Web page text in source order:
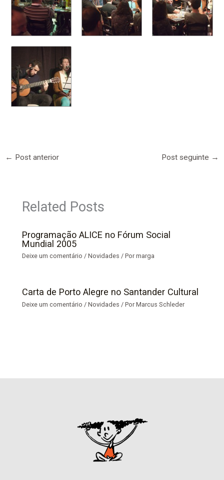
← Post anterior Post seguinte →
Related Posts
Programação ALICE no Fórum Social
Mundial 2005
Deixe um comentário /Novidades / Pormarga
Carta de Porto Alegre no Santander Cultural
Deixe um comentário /Novidades / PorMarcus Schleder